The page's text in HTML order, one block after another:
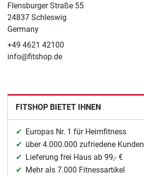
Flensburger Straße 55
24837 Schleswig
Germany
+49 4621 42100
info@fitshop.de
FITSHOP BIETET IHNEN
Europas Nr. 1 für Heimfitness
über 4.000.000 zufriedene Kunden
Lieferung frei Haus ab 99,- €
Mehr als 7.000 Fitnessartikel